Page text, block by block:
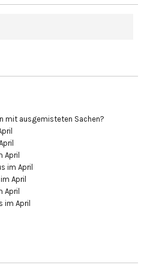
mit ausgemisteten Sachen?
April
im April
April
April
im April